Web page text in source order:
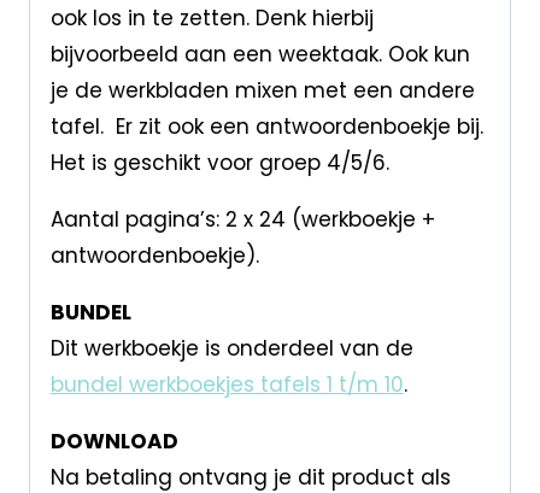
ook los in te zetten. Denk hierbij
bijvoorbeeld aan een weektaak. Ook kun
je de werkbladen mixen met een andere
tafel. Er zit ook een antwoordenboekje bij.
Het is geschikt voor groep 4/5/6.
Aantal pagina’s: 2 x 24 (werkboekje +
antwoordenboekje).
BUNDEL
Dit werkboekje is onderdeel van de
bundel werkboekjes tafels 1 t/m 10.
DOWNLOAD
Na betaling ontvang je dit product als